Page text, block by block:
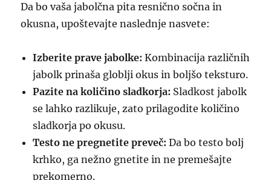
Da bo vaša jabolčna pita resnično sočna in
okusna, upoštevajte naslednje nasvete:
Izberite prave jabolke: Kombinacija različnih
jabolk prinaša globlji okus in boljšo teksturo.
Pazite na količino sladkorja: Sladkost jabolk
se lahko razlikuje, zato prilagodite količino
sladkorja po okusu.
Testo ne pregnetite preveč: Da bo testo bolj
krhko, ga nežno gnetite in ne premešajte
prekomerno.